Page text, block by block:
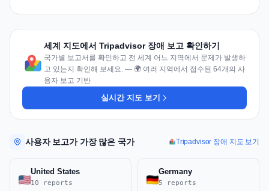
세계 지도에서 Tripadvisor 장애 보고 확인하기
국가별 보고서를 확인하고 전 세계 어느 지역에서 문제가 발생하
고 있는지 확인해 보세요. — 🌍 여러 지역에서 접수된 64개의 사
용자 보고 기반
실시간 지도 보기
사용자 보고가 가장 많은 국가 Tripadvisor 장애 지도 보기
United States
10 reports
Germany
5 reports